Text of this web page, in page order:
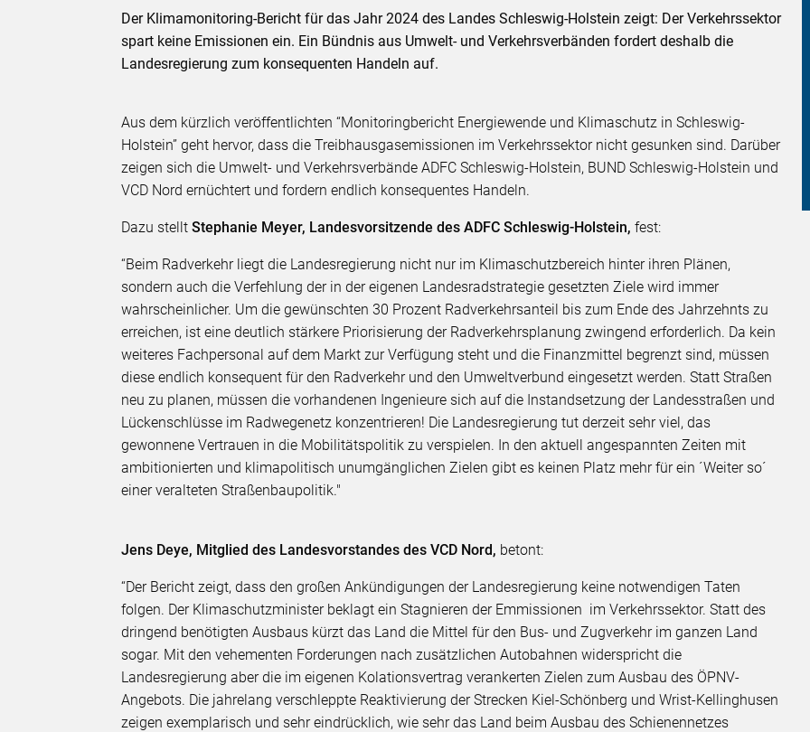
Der Klimamonitoring-Bericht für das Jahr 2024 des Landes Schleswig-Holstein zeigt: Der Verkehrssektor
spart keine Emissionen ein. Ein Bündnis aus Umwelt- und Verkehrsverbänden fordert deshalb die
Landesregierung zum konsequenten Handeln auf.
Aus dem kürzlich veröffentlichten “Monitoringbericht Energiewende und Klimaschutz in Schleswig-
Holstein” geht hervor, dass die Treibhausgasemissionen im Verkehrssektor nicht gesunken sind. Darüber
zeigen sich die Umwelt- und Verkehrsverbände ADFC Schleswig-Holstein, BUND Schleswig-Holstein und
VCD Nord ernüchtert und fordern endlich konsequentes Handeln.
Dazu stelltStephanie Meyer, Landesvorsitzende des ADFC Schleswig-Holstein, fest:
“Beim Radverkehr liegt die Landesregierung nicht nur im Klimaschutzbereich hinter ihren Plänen,
sondern auch die Verfehlung der in der eigenen Landesradstrategie gesetzten Ziele wird immer
wahrscheinlicher. Um die gewünschten 30 Prozent Radverkehrsanteil bis zum Ende des Jahrzehnts zu
erreichen, ist eine deutlich stärkere Priorisierung der Radverkehrsplanung zwingend erforderlich. Da kein
weiteres Fachpersonal auf dem Markt zur Verfügung steht und die Finanzmittel begrenzt sind, müssen
diese endlich konsequent für den Radverkehr und den Umweltverbund eingesetzt werden. Statt Straßen
neu zu planen, müssen die vorhandenen Ingenieure sich auf die Instandsetzung der Landesstraßen und
Lückenschlüsse im Radwegenetz konzentrieren! Die Landesregierung tut derzeit sehr viel, das
gewonnene Vertrauen in die Mobilitätspolitik zu verspielen. In den aktuell angespannten Zeiten mit
ambitionierten und klimapolitisch unumgänglichen Zielen gibt es keinen Platz mehr für ein ´Weiter so´
einer veralteten Straßenbaupolitik."
Jens Deye, Mitglied des Landesvorstandes des VCD Nord, betont:
“Der Bericht zeigt, dass den großen Ankündigungen der Landesregierung keine notwendigen Taten
folgen. Der Klimaschutzminister beklagt ein Stagnieren der Emmissionen im Verkehrssektor. Statt des
dringend benötigten Ausbaus kürzt das Land die Mittel für den Bus- und Zugverkehr im ganzen Land
sogar. Mit den vehementen Forderungen nach zusätzlichen Autobahnen widerspricht die
Landesregierung aber die im eigenen Kolationsvertrag verankerten Zielen zum Ausbau des ÖPNV-
Angebots. Die jahrelang verschleppte Reaktivierung der Strecken Kiel-Schönberg und Wrist-Kellinghusen
zeigen exemplarisch und sehr eindrücklich, wie sehr das Land beim Ausbau des Schienennetzes